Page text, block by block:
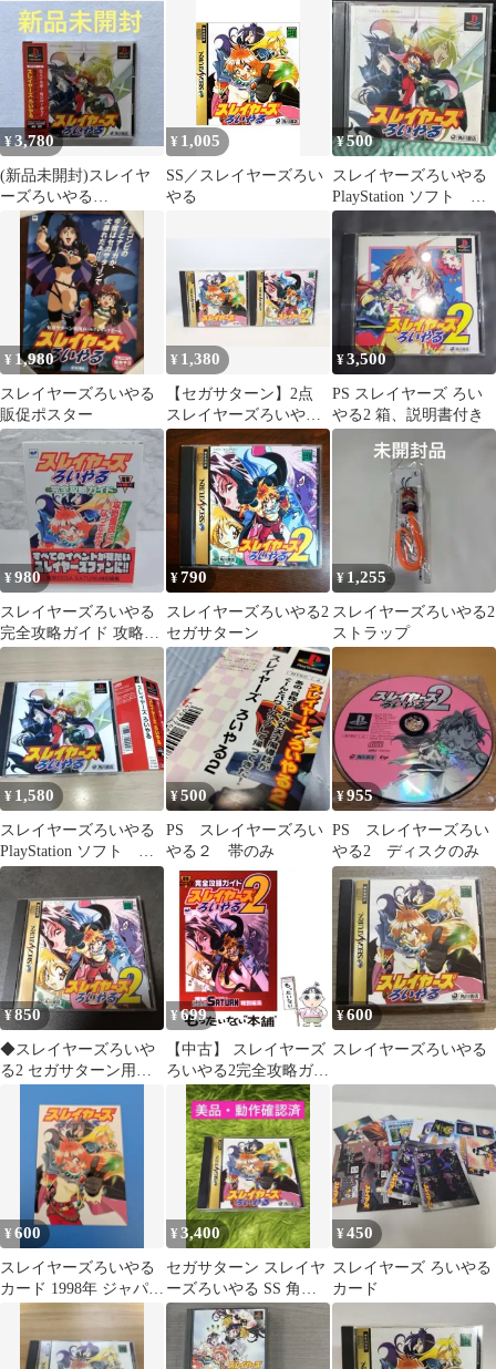
ット
¥3,780
(新品未開封)スレイヤ
ーズろいやる
PlayStation ソフト
¥ 1,005
SS／スレイヤーズろい
やる
¥500
スレイヤーズろいやる
PlayStation ソフト 動
作未確認
¥ 1,980
スレイヤーズろいやる
販促ポスター
¥ 1,380
【セガサターン】2点
スレイヤーズろいやる
1・2 帯有り
¥3,500
PS スレイヤーズ ろい
やる2 箱、説明書付き
¥980
スレイヤーズろいやる
完全攻略ガイド 攻略重
視になってます!!
¥790
スレイヤーズろいやる2
セガサターン
¥1,255
スレイヤーズろいやる2
ストラップ
¥ 1,580
スレイヤーズろいやる
PlayStation ソフト 角
川書店 Slayers
¥500
PS スレイヤーズろい
やる２ 帯のみ
¥955
PS スレイヤーズろい
やる2 ディスクのみ
¥850
◆スレイヤーズろいや
る2 セガサターン用ソ
¥699
【中古】 スレイヤーズ
ろいやる2完全攻略ガイ
ド (電撃攻略王) / メデ
ィアワークス / メディ
アワークス
¥600
スレイヤーズろいやる
¥600
スレイヤーズろいやる
カード 1998年 ジャパン
カードフェスティバル
¥3,400
セガサターン スレイヤ
ーズろいやる SS 角川
書店 動作確認済 レトロ
ゲーム
¥450
スレイヤーズ ろいやる
カード